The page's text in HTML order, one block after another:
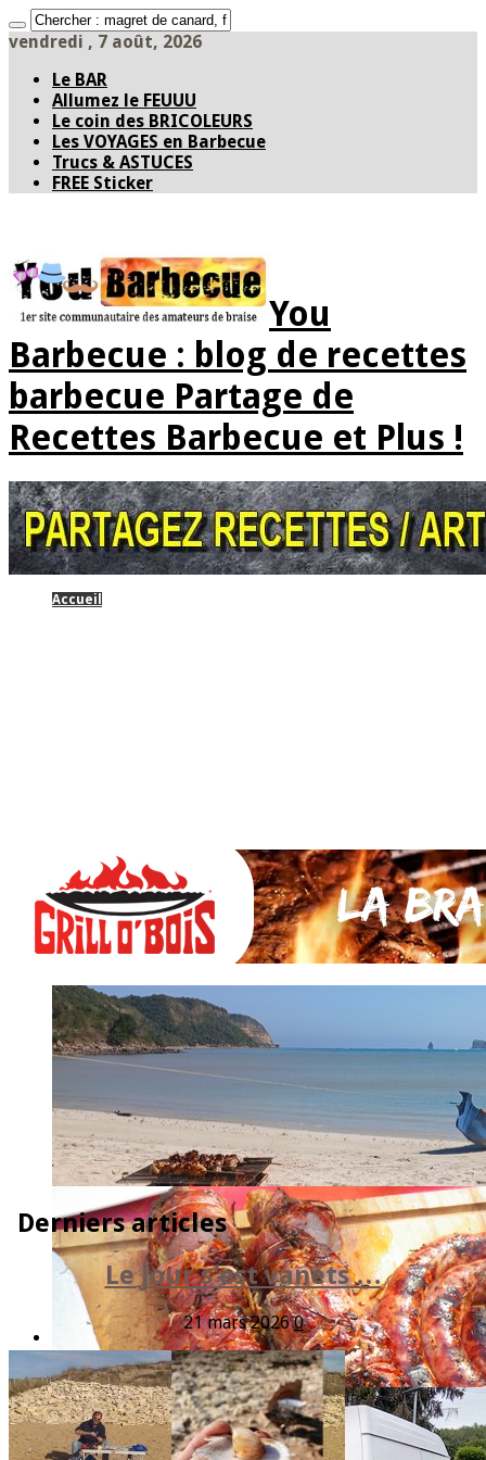
vendredi , 7 août, 2026
Le BAR
Allumez le FEUUU
Le coin des BRICOLEURS
Les VOYAGES en Barbecue
Trucs & ASTUCES
FREE Sticker
You
Barbecue : blog de recettes
barbecue Partage de
Recettes Barbecue et Plus !
Accueil
Terima Kasih - Indonesia
Derniers articles
Le jour s’est vanets …
21 mars 2026 0